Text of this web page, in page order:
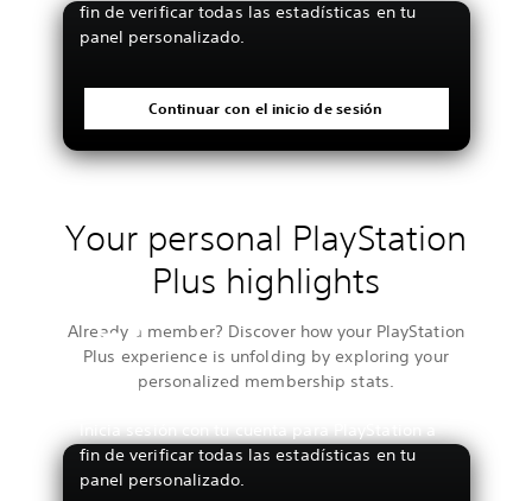
fin de verificar todas las estadísticas en tu
panel personalizado.
Continuar con el inicio de sesión
Your personal PlayStation
Plus highlights
Already a member? Discover how your PlayStation
Plus experience is unfolding by exploring your
personalized membership stats.
Ver tus estadísticas
Inicia sesión con tu cuenta para PlayStation a
fin de verificar todas las estadísticas en tu
panel personalizado.